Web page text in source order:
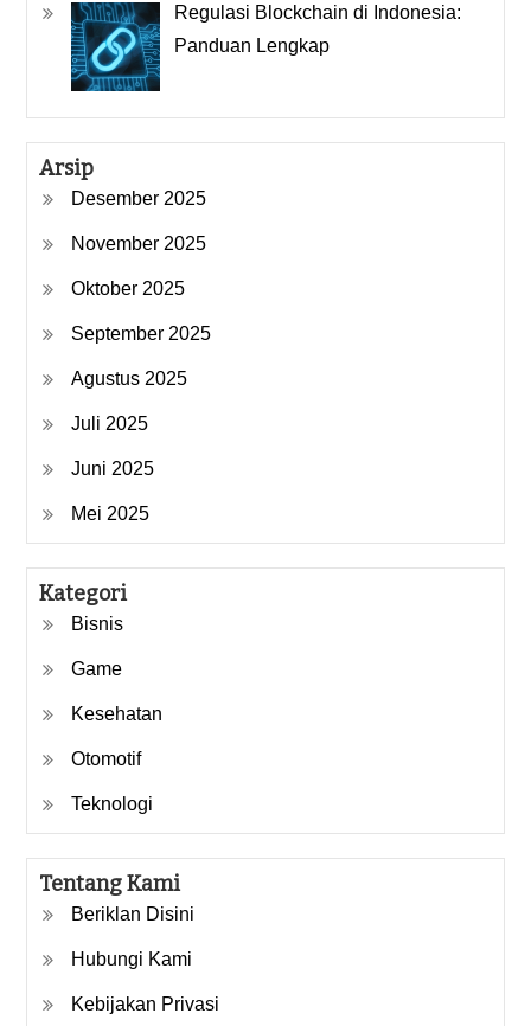
Regulasi Blockchain di Indonesia:
Panduan Lengkap
Arsip
Desember 2025
November 2025
Oktober 2025
September 2025
Agustus 2025
Juli 2025
Juni 2025
Mei 2025
Kategori
Bisnis
Game
Kesehatan
Otomotif
Teknologi
Tentang Kami
Beriklan Disini
Hubungi Kami
Kebijakan Privasi